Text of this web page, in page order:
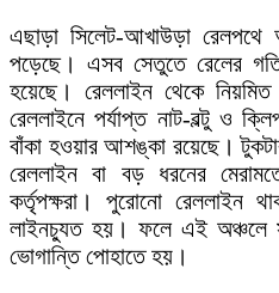
এছাড়া সিলেট-আখাউড়া
পড়েছে। এসব সেতুতে রেলের গতি
হয়েছে। রেললাইন থেকে
রেললাইনে পর্যাপ্ত নাট-বল্টু ও
বাঁকা হওয়ার আশঙ্কা রয়েছে।
রেললাইন বা বড় ধরনের
কর্তৃপক্ষরা। পুরোনো রেললাইন
লাইনচ্যুত হয়। ফলে এই অঞ্চলে
ভোগান্তি পোহাতে হয়।